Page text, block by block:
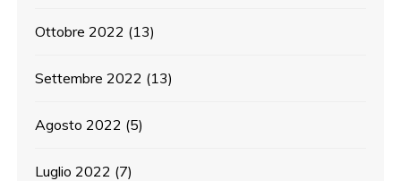
Ottobre 2022 (13)
Settembre 2022 (13)
Agosto 2022 (5)
Luglio 2022 (7)